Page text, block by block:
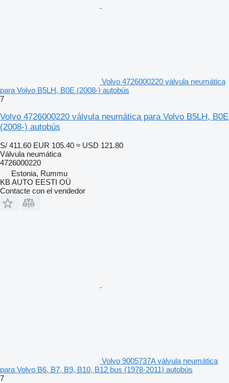
Volvo 4726000220 válvula neumática
para Volvo B5LH, B0E (2008-) autobús
7
Volvo 4726000220 válvula neumática para Volvo B5LH, B0E
(2008-) autobús
S/ 411.60 EUR 105.40 ≈ USD 121.80
Válvula neumática
4726000220
Estonia, Rummu
KB AUTO EESTI OÜ
Contacte con el vendedor
Volvo 9005737A válvula neumática
para Volvo B6, B7, B9, B10, B12 bus (1978-2011) autobús
7